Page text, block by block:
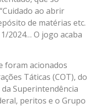
ao abrir
de matérias etc.
2024… O jogo acaba
foram acionados
Táticas (COT), do
Superintendência
peritos e o Grupo